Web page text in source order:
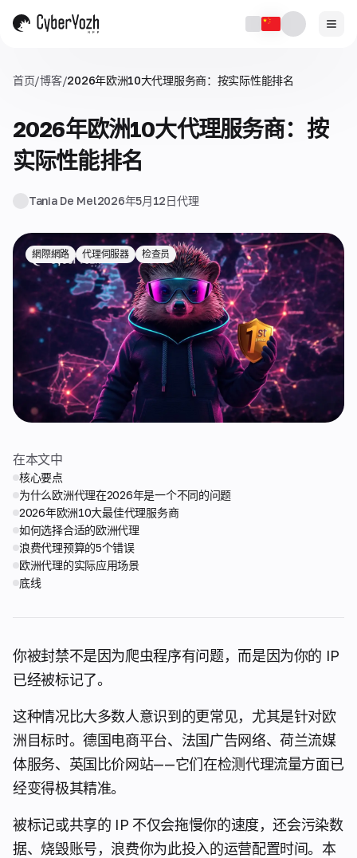
首页/博客/2026年欧洲10大代理服务商：按实际性能排名
2026年欧洲10大代理服务商：按
实际性能排名
Tania De Mel2026年5月12日代理
網際網路 代理伺服器 检查员
在本文中
核心要点
为什么欧洲代理在2026年是一个不同的问题
2026年欧洲10大最佳代理服务商
如何选择合适的欧洲代理
浪费代理预算的5个错误
欧洲代理的实际应用场景
底线
你被封禁不是因为爬虫程序有问题，而是因为你的 IP
已经被标记了。
这种情况比大多数人意识到的更常见，尤其是针对欧
洲目标时。德国电商平台、法国广告网络、荷兰流媒
体服务、英国比价网站——它们在检测代理流量方面已
经变得极其精准。
被标记或共享的 IP 不仅会拖慢你的速度，还会污染数
据、烧毁账号，浪费你为此投入的运营配置时间。本